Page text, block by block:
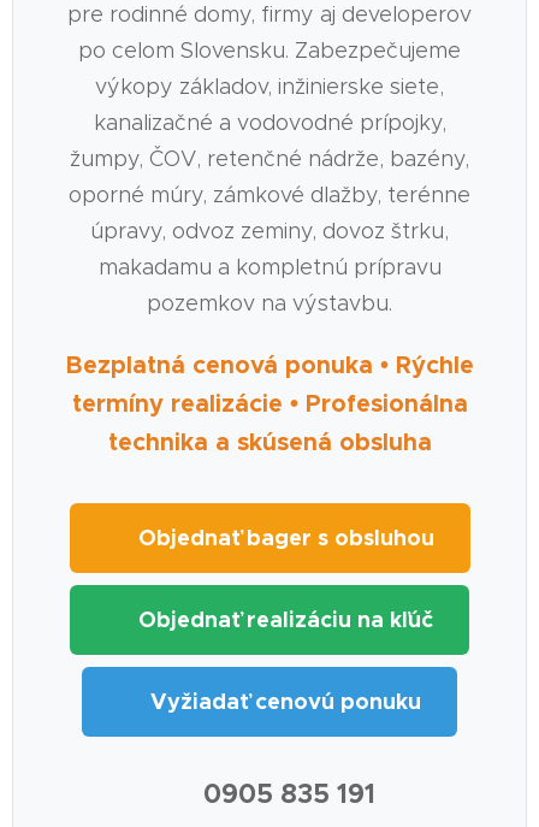
pre rodinné domy, firmy aj developerov
po celom Slovensku. Zabezpečujeme
výkopy základov, inžinierske siete,
kanalizačné a vodovodné prípojky,
žumpy, ČOV, retenčné nádrže, bazény,
oporné múry, zámkové dlažby, terénne
úpravy, odvoz zeminy, dovoz štrku,
makadamu a kompletnú prípravu
pozemkov na výstavbu.
Bezplatná cenová ponuka • Rýchle
termíny realizácie • Profesionálna
technika a skúsená obsluha
🚜 Objednať bager s obsluhou
🏗️ Objednať realizáciu na kľúč
📋 Vyžiadať cenovú ponuku
📞 0905 835 191